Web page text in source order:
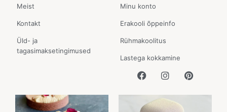
Meist
Kontakt
Üld- ja
tagasimaksetingimused
Minu konto
Erakooli õppeinfo
Rühmakoolitus
Lastega kokkamine